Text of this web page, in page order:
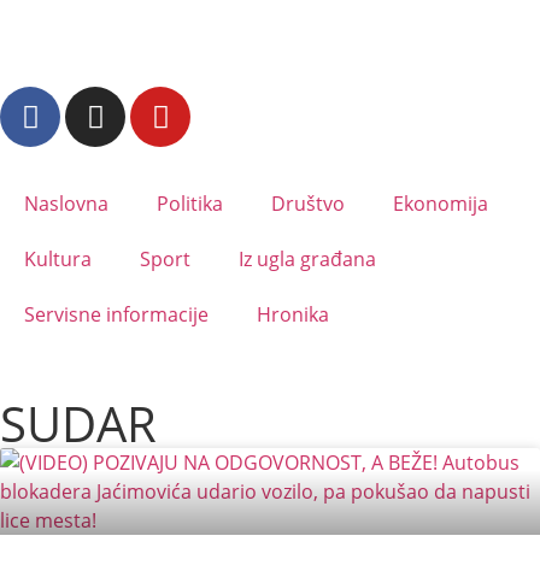
Naslovna Politika Društvo Ekonomija
Kultura Sport Iz ugla građana
Servisne informacije Hronika
SUDAR